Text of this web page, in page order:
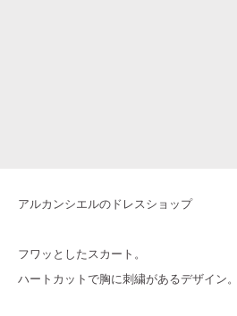
アルカンシエルのドレスショップ
フワッとしたスカート。
ハートカットで胸に刺繍があるデザイン。